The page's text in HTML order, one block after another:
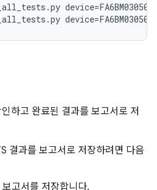
하고 완료된 결과를 보고서로 저
결과를 보고서로 저장하려면 다음
고서를 저장합니다.